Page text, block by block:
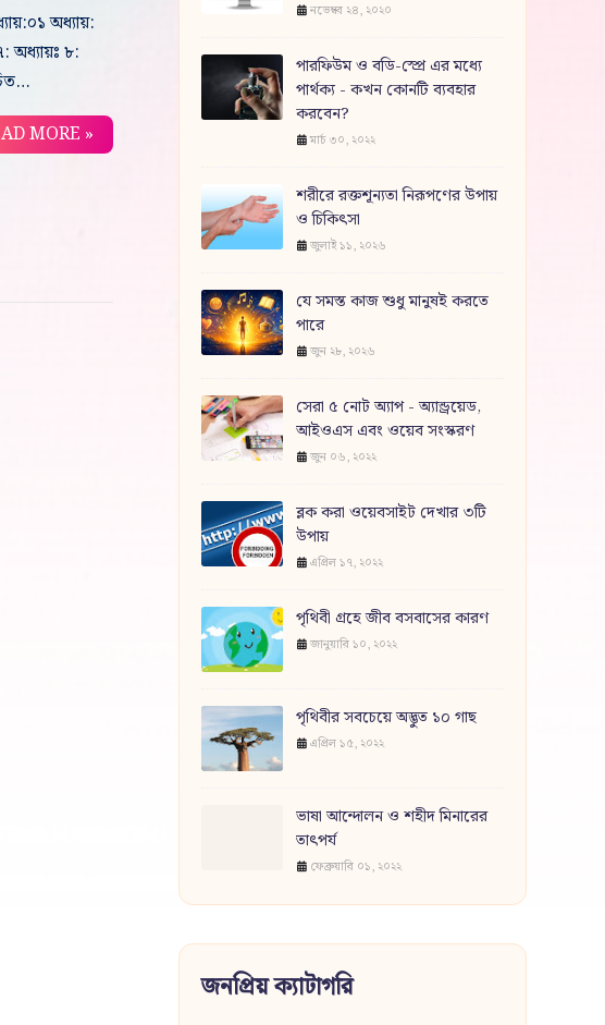
অধ্যায়:
অধ্যায়ঃ ৮:
MORE »
নভেম্বর ২৪, ২০২০
পারফিউম ও বডি-স্প্রে এর মধ্যে
পার্থক্য - কখন কোনটি ব্যবহার
করবেন?
মার্চ ৩০, ২০২২
শরীরে রক্তশূন্যতা নিরূপণের উপায়
ও চিকিৎসা
জুলাই ১১, ২০২৬
যে সমস্ত কাজ শুধু মানুষই করতে
পারে
জুন ২৮, ২০২৬
সেরা ৫ নোট অ্যাপ - অ্যান্ড্রয়েড,
আইওএস এবং ওয়েব সংস্করণ
জুন ০৬, ২০২২
ব্লক করা ওয়েবসাইট দেখার ৩টি
উপায়
এপ্রিল ১৭, ২০২২
পৃথিবী গ্রহে জীব বসবাসের কারণ
জানুয়ারি ১০, ২০২২
পৃথিবীর সবচেয়ে অদ্ভুত ১০ গাছ
এপ্রিল ১৫, ২০২২
ভাষা আন্দোলন ও শহীদ মিনারের
তাৎপর্য
ফেব্রুয়ারি ০১, ২০২২
জনপ্রিয় ক্যাটাগরি